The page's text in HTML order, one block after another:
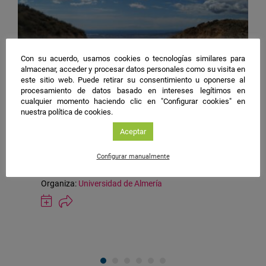
Almería
25/09/2026 18:00
Actividad para niñ@s, Exposición, Taller
Ciencias de la Tierra
1. Rambla Federico García Lorca
Seguimiento de ecosistemas áridos:
Organiza: Universidad de Almería
Guardar
actividad
Con su acuerdo, usamos cookies o tecnologías similares para
almacenar, acceder y procesar datos personales como su visita en
este sitio web. Puede retirar su consentimiento u oponerse al
procesamiento de datos basado en intereses legítimos en
cualquier momento haciendo clic en "Configurar cookies" en
nuestra política de cookies.
Aceptar
Configurar manualmente